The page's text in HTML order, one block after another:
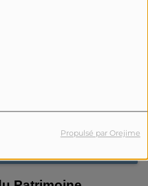
Propulsé par Orejime